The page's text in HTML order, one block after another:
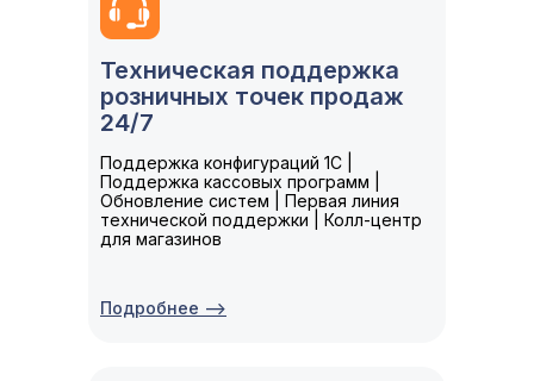
Техническая поддержка
розничных точек продаж
24/7
Поддержка конфигураций 1С |
Поддержка кассовых программ |
Обновление систем | Первая линия
технической поддержки | Колл-центр
для магазинов
Подробнее -->